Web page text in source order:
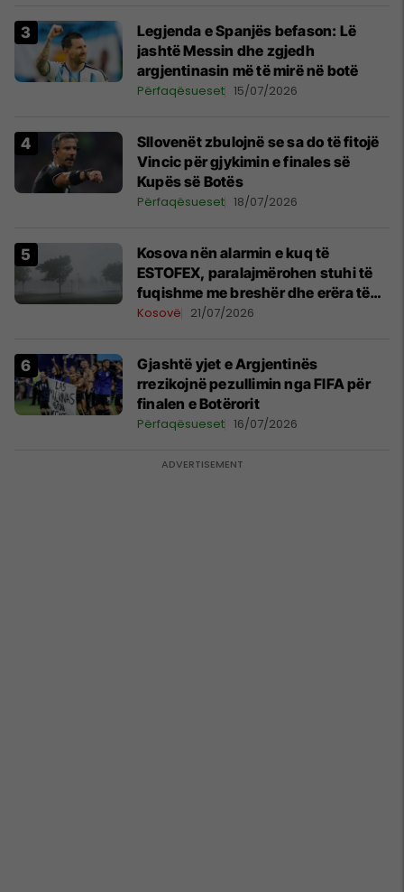
Legjenda e Spanjës befason: Lë
jashtë Messin dhe zgjedh
argjentinasin më të mirë në botë
Përfaqësueset 15/07/2026
Sllovenët zbulojnë se sa do të fitojë
Vincic për gjykimin e finales së
Kupës së Botës
Përfaqësueset 18/07/2026
Kosova nën alarmin e kuq të
ESTOFEX, paralajmërohen stuhi të
fuqishme me breshër dhe erëra të
forta
Kosovë 21/07/2026
Gjashtë yjet e Argjentinës
rrezikojnë pezullimin nga FIFA për
finalen e Botërorit
Përfaqësueset 16/07/2026